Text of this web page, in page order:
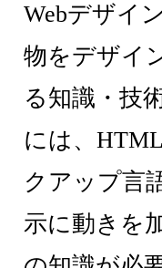
Webデザイ
物をデザイ
る知識・技
には、
クアップ言
示に動きを